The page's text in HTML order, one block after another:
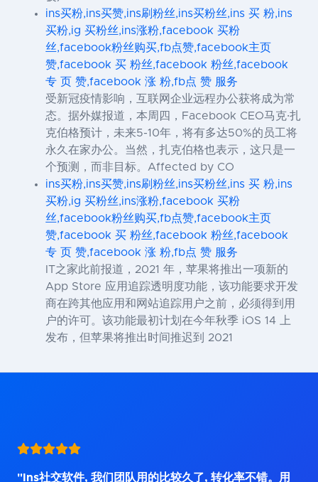
ins买粉,ins买赞,ins刷粉丝,ins买粉丝,ins 买 粉,ins
买粉,ig 买粉丝,ins涨粉,facebook 买粉
丝,facebook粉丝购买,fb点赞,facebook主页
赞,facebook 买 粉丝,facebook 粉丝,facebook
专 页 赞,facebook 涨 粉,fb点 赞 服务
受新冠疫情影响，互联网企业远程办公获将成为常
态。据外媒报道，本周四，Facebook CEO马克·扎
克伯格预计，未来5-10年，将有多达50%的员工将
永久在家办公。当然，扎克伯格也表示，这只是一
个预测，而非目标。Affected by CO
ins买粉,ins买赞,ins刷粉丝,ins买粉丝,ins 买 粉,ins
买粉,ig 买粉丝,ins涨粉,facebook 买粉
丝,facebook粉丝购买,fb点赞,facebook主页
赞,facebook 买 粉丝,facebook 粉丝,facebook
专 页 赞,facebook 涨 粉,fb点 赞 服务
IT之家此前报道，2021 年，苹果将推出一项新的
App Store 应用追踪透明度功能，该功能要求开发
商在跨其他应用和网站追踪用户之前，必须得到用
户的许可。该功能最初计划在今年秋季 iOS 14 上
发布，但苹果将推出时间推迟到 2021
"Ins社交软件, 我们团队用的比较久了, 转化率不错。用